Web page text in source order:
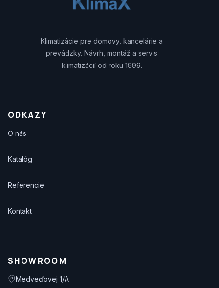
Klimatizácie pre domovy, kancelárie a
prevádzky. Návrh, montáž a servis
klimatizácií od roku 1999.
ODKAZY
O nás
Katalóg
Referencie
Kontakt
SHOWROOM
Medveďovej 1/A